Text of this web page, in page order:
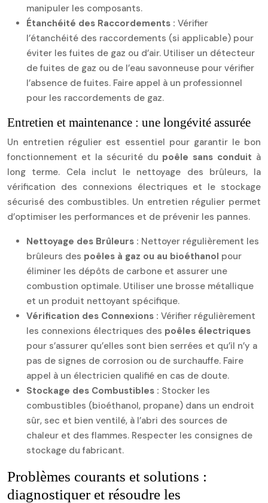
manipuler les composants.
Étanchéité des Raccordements : Vérifier
l’étanchéité des raccordements (si applicable) pour
éviter les fuites de gaz ou d’air. Utiliser un détecteur
de fuites de gaz ou de l’eau savonneuse pour vérifier
l’absence de fuites. Faire appel à un professionnel
pour les raccordements de gaz.
Entretien et maintenance : une longévité assurée
Un entretien régulier est essentiel pour garantir le bon
fonctionnement et la sécurité du poêle sans conduit à
long terme. Cela inclut le nettoyage des brûleurs, la
vérification des connexions électriques et le stockage
sécurisé des combustibles. Un entretien régulier permet
d’optimiser les performances et de prévenir les pannes.
Nettoyage des Brûleurs : Nettoyer régulièrement les
brûleurs des poêles à gaz ou au bioéthanol pour
éliminer les dépôts de carbone et assurer une
combustion optimale. Utiliser une brosse métallique
et un produit nettoyant spécifique.
Vérification des Connexions : Vérifier régulièrement
les connexions électriques des poêles électriques
pour s’assurer qu’elles sont bien serrées et qu’il n’y a
pas de signes de corrosion ou de surchauffe. Faire
appel à un électricien qualifié en cas de doute.
Stockage des Combustibles : Stocker les
combustibles (bioéthanol, propane) dans un endroit
sûr, sec et bien ventilé, à l’abri des sources de
chaleur et des flammes. Respecter les consignes de
stockage du fabricant.
Problèmes courants et solutions :
diagnostiquer et résoudre les